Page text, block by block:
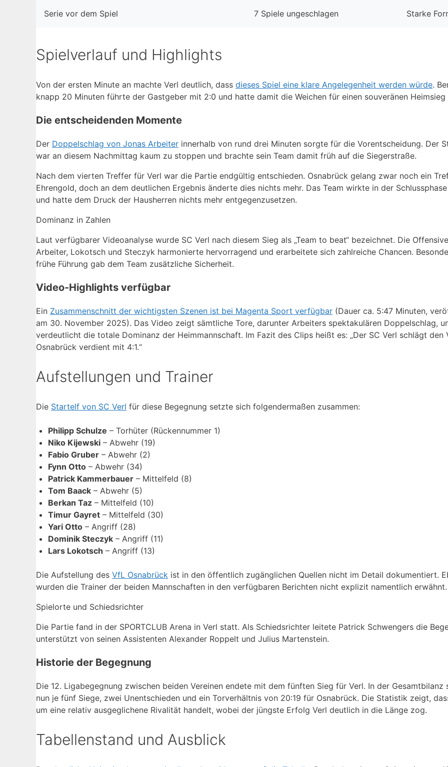
Serie vor dem Spiel 7 Spiele ungeschlagen Starke
Spielverlauf und Highlights
Von der ersten Minute an machte Verl deutlich, dass dieses Spiel eine klare Angelegenheit werden würde.
knapp 20 Minuten führte der Gastgeber mit 2:0 und hatte damit die Weichen für einen souveränen Heimsieg
Die entscheidenden Momente
Der Doppelschlag von Jonas Arbeiter innerhalb von rund drei Minuten sorgte für die Vorentscheidung. Der
war an diesem Nachmittag kaum zu stoppen und brachte sein Team damit früh auf die Siegerstraße.
Nach dem vierten Treffer für Verl war die Partie endgültig entschieden. Osnabrück gelang zwar noch ein
Ehrengold, doch an dem deutlichen Ergebnis änderte dies nichts mehr. Das Team wirkte in der
und hatte dem Druck der Hausherren nichts mehr entgegenzusetzen.
Dominanz in Zahlen
Laut verfügbarer Videoanalyse wurde SC Verl nach diesem Sieg als „Team to beat“ bezeichnet. Die
Arbeiter, Lokotsch und Steczyk harmonierte hervorragend und erarbeitete sich zahlreiche Chancen.
frühe Führung gab dem Team zusätzliche Sicherheit.
Video-Highlights verfügbar
Ein Zusammenschnitt der wichtigsten Szenen ist bei Magenta Sport verfügbar (Dauer ca. 5:47 Minuten,
am 30. November 2025). Das Video zeigt sämtliche Tore, darunter Arbeiters spektakulären Doppelschlag,
verdeutlicht die totale Dominanz der Heimmannschaft. Im Fazit des Clips heißt es: „Der SC Verl schlägt den
Osnabrück verdient mit 4:1.“
Aufstellungen und Trainer
Die Startelf von SC Verl für diese Begegnung setzte sich folgendermaßen zusammen:
Philipp Schulze – Torhüter (Rückennummer 1)
Niko Kijewski – Abwehr (19)
Fabio Gruber – Abwehr (2)
Fynn Otto – Abwehr (34)
Patrick Kammerbauer – Mittelfeld (8)
Tom Baack – Abwehr (5)
Berkan Taz – Mittelfeld (10)
Timur Gayret – Mittelfeld (30)
Yari Otto – Angriff (28)
Dominik Steczyk – Angriff (11)
Lars Lokotsch – Angriff (13)
Die Aufstellung des VfL Osnabrück ist in den öffentlich zugänglichen Quellen nicht im Detail dokumentiert.
wurden die Trainer der beiden Mannschaften in den verfügbaren Berichten nicht explizit namentlich erwähnt.
Spielorte und Schiedsrichter
Die Partie fand in der SPORTCLUB Arena in Verl statt. Als Schiedsrichter leitete Patrick Schwengers die
unterstützt von seinen Assistenten Alexander Roppelt und Julius Martenstein.
Historie der Begegnung
Die 12. Ligabegegnung zwischen beiden Vereinen endete mit dem fünften Sieg für Verl. In der Gesamtbilanz
nun je fünf Siege, zwei Unentschieden und ein Torverhältnis von 20:19 für Osnabrück. Die Statistik zeigt,
um eine relativ ausgeglichene Rivalität handelt, wobei der jüngste Erfolg Verl deutlich in die Länge zog.
Tabellenstand und Ausblick